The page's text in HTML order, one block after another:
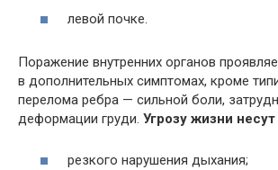
левой почке.
Поражение внутренних органов
в дополнительных симптомах, кроме
перелома ребра — сильной боли,
деформации груди. Угрозу жизни
резкого нарушения дыхания;